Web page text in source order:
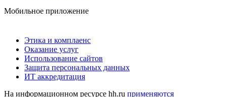
Мобильное приложение
Этика и комплаенс
Оказание услуг
Использование сайтов
Защита персональных данных
ИТ аккредитация
На информационном ресурсе hh.ru применяются